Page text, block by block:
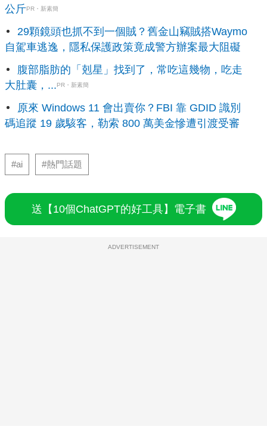
公斤PR・新素簡
29顆鏡頭也抓不到一個賊？舊金山竊賊搭Waymo
自駕車逃逸，隱私保護政策竟成警方辦案最大阻礙
腹部脂肪的「剋星」找到了，常吃這幾物，吃走
大肚囊，...PR・新素簡
原來 Windows 11 會出賣你？FBI 靠 GDID 識別
碼追蹤 19 歲駭客，勒索 800 萬美金慘遭引渡受審
#ai #熱門話題
送【10個ChatGPT的好工具】電子書
ADVERTISEMENT